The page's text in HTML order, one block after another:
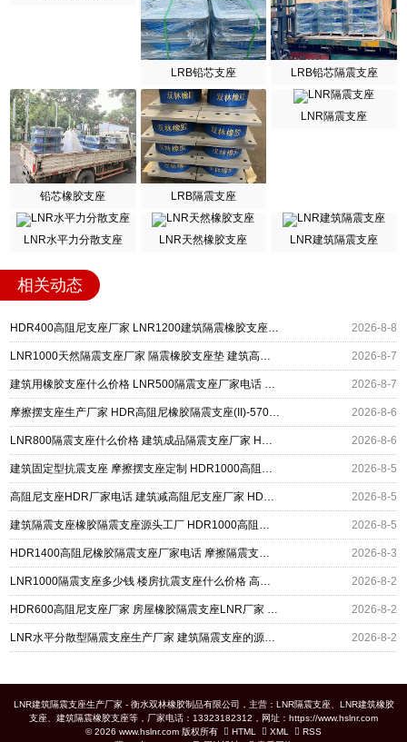
LRB铅芯支座 LRB铅芯隔震支座
铅芯橡胶支座 LRB隔震支座
LNR隔震支座
LNR水平力分散支座 LNR天然橡胶支座 LNR建筑隔震支座
相关动态
HDR400高阻尼支座厂家 LNR1200建筑隔震橡胶支座生产加工 建筑LRB400的抗震支座 2026-8-8
LNR1000天然隔震支座厂家 隔震橡胶支座垫 建筑高阻尼支座生产厂家 2026-8-7
建筑用橡胶支座什么价格 LNR500隔震支座厂家电话 HDR1300高阻尼橡胶支座厂家 2026-8-7
摩擦摆支座生产厂家 HDR高阻尼橡胶隔震支座(II)-570*201-G1.2 建筑抗震隔震支座工厂 2026-8-6
LNR800隔震支座什么价格 建筑成品隔震支座厂家 HDR型高阻尼橡胶隔震支座厂家 2026-8-6
建筑固定型抗震支座 摩擦摆支座定制 HDR1000高阻尼建筑隔震支座源头工厂 2026-8-5
高阻尼支座HDR厂家电话 建筑减高阻尼支座厂家 HDR高阻尼橡胶隔震支座什么价格 2026-8-5
建筑隔震支座橡胶隔震支座源头工厂 HDR1000高阻尼隔震支座源头工厂 建筑摩擦隔震支座生产厂家 2026-8-5
HDR1400高阻尼橡胶隔震支座厂家电话 摩擦隔震支座源头工厂 LRB1400铅芯支座源头工厂 2026-8-3
LNR1000隔震支座多少钱 楼房抗震支座什么价格 高阻尼橡胶支座(HDR)什么价格 2026-8-2
HDR600高阻尼支座厂家 房屋橡胶隔震支座LNR厂家 铅芯隔震支座(LRB)生产厂家 2026-8-2
LNR水平分散型隔震支座生产厂家 建筑隔震支座的源头工厂 建筑高阻尼建筑橡胶隔震支座 2026-8-2
LNR建筑隔震支座生产厂家 - 衡水双林橡胶制品有限公司，主营：LNR隔震支座、LNR建筑橡胶
支座、建筑隔震橡胶支座等，厂家电话：13323182312，网址：https://www.hslnr.com
© 2026 www.hslnr.com 版权所有
HTML XML
RSS